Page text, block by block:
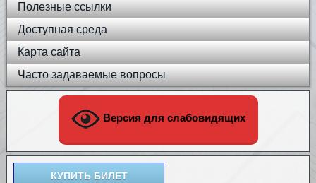
Полезные ссылки
Доступная среда
Карта сайта
Часто задаваемые вопросы
Версия для слабовидящих
КУПИТЬ БИЛЕТ